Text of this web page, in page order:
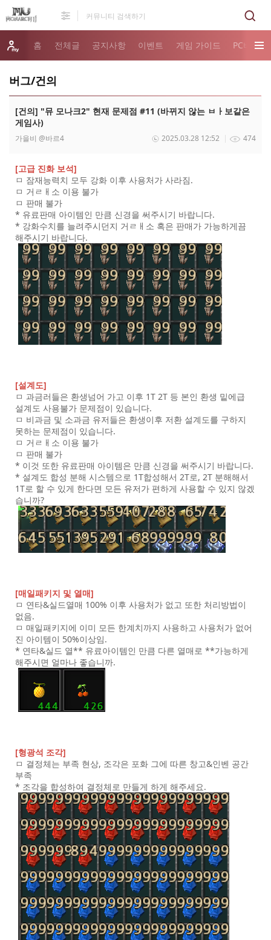
홈 전체글 공지사항 이벤트 게임 가이드 PC버전
버그/건의
[건의] "뮤 모나크2" 현재 문제점 #11 (바뀌지 않는 ㅂㅏ보같은
게임사)
가을비@바르4 474
2025.03.28 12:52
[고급 진화 보석]
ㅁ 잠재능력치 모두 강화 이후 사용처가 사라짐.
ㅁ 거ㄹㅐ소 이용 불가
ㅁ 판매 불가
* 유료판매 아이템인 만큼 신경을 써주시기 바랍니다.
* 강화수치를 늘려주시던지 거ㄹㅐ소 혹은 판매가 가능하게끔
해주시기 바랍니다.
[설계도]
ㅁ 과금러들은 환생넘어 가고 이후 1T 2T 등 본인 환생 밑에급
설계도 사용불가 문제점이 있습니다.
ㅁ 비과금 및 소과금 유저들은 환생이후 저환 설계도를 구하지
못하는 문제점이 있습니다.
ㅁ 거ㄹㅐ소 이용 불가
ㅁ 판매 불가
* 이것 또한 유료판매 아이템은 만큼 신경을 써주시기 바랍니다.
* 설계도 합성 분해 시스템으로 1T합성해서 2T로, 2T 분해해서
1T로 할 수 있게 한다면 모든 유저가 편하게 사용할 수 있지 않겠
습니까?
[매일패키지 및 열매]
ㅁ 연타&실드열매 100% 이후 사용처가 없고 또한 처리방법이
없음.
ㅁ 매일패키지에 이미 모든 한계치까지 사용하고 사용처가 없어
진 아이템이 50%이상임.
* 연타&실드 열** 유료아이템인 만큼 다른 열매로 **가능하게
해주시면 얼마나 좋습니까.
[형광석 조각]
ㅁ 결정체는 부족 현상, 조각은 포화 그에 따른 창고&인벤 공간
부족
* 조각을 합성하여 결정체로 만들게 하게 해주세요.